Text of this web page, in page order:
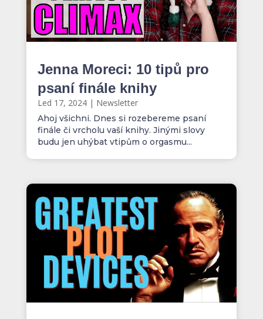
Jenna Moreci: 10 tipů pro
psaní finále knihy
Led 17, 2024| Newsletter
Ahoj všichni. Dnes si rozebereme psaní
finále či vrcholu vaší knihy. Jinými slovy
budu jen uhýbat vtipům o orgasmu...